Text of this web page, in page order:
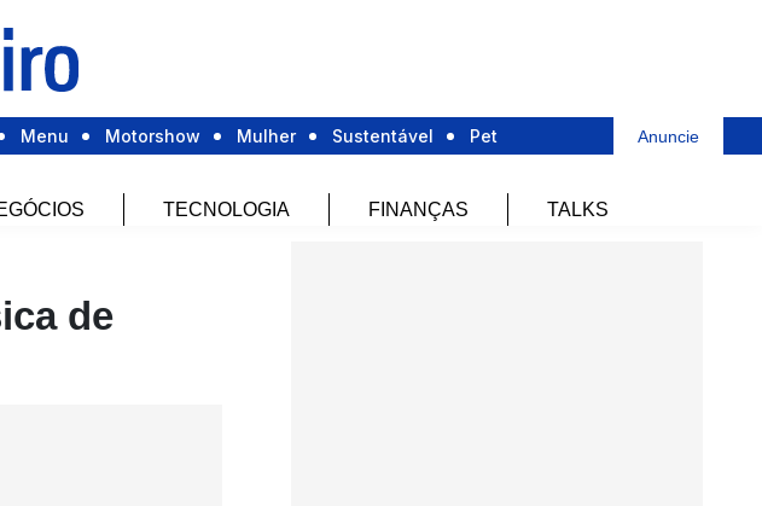
Menu Motorshow Mulher Sustentável Pet Anuncie
TECNOLOGIA FINANÇAS TALKS
de